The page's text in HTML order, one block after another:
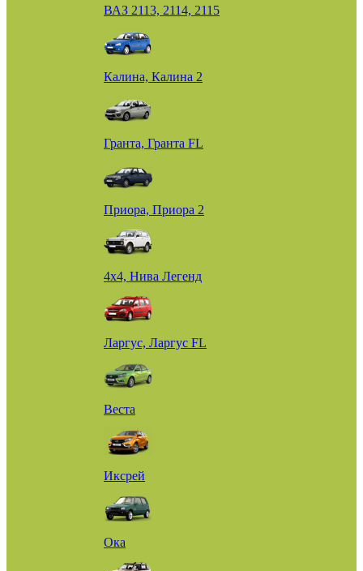
ВАЗ 2113, 2114, 2115
Калина, Калина 2
Гранта, Гранта FL
Приора, Приора 2
4х4, Нива Легенд
Ларгус, Ларгус FL
Веста
Иксрей
Ока